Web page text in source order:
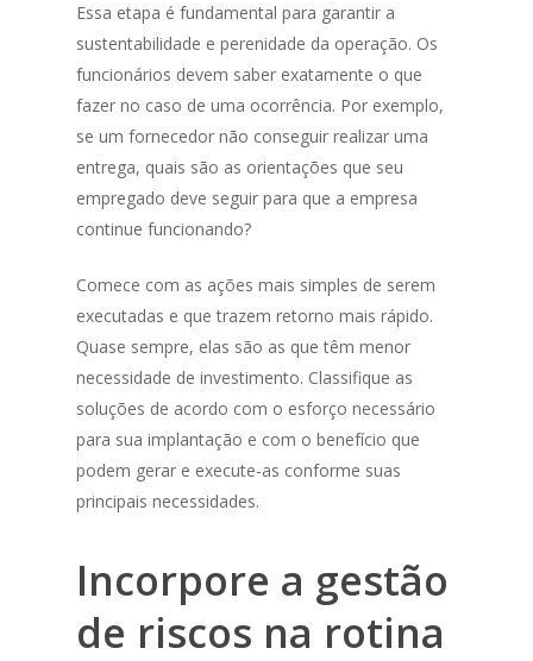
Essa etapa é fundamental para garantir a
sustentabilidade e perenidade da operação. Os
funcionários devem saber exatamente o que
fazer no caso de uma ocorrência. Por exemplo,
se um fornecedor não conseguir realizar uma
entrega, quais são as orientações que seu
empregado deve seguir para que a empresa
continue funcionando?
Comece com as ações mais simples de serem
executadas e que trazem retorno mais rápido.
Quase sempre, elas são as que têm menor
necessidade de investimento. Classifique as
soluções de acordo com o esforço necessário
para sua implantação e com o benefício que
podem gerar e execute-as conforme suas
principais necessidades.
Incorpore a gestão
de riscos na rotina